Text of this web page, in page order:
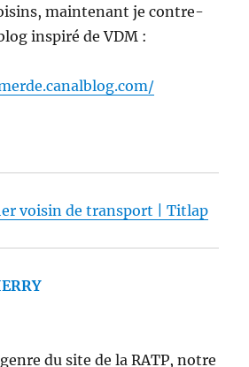
maintenant je contre-
inspiré de VDM :
voisin de transport | Titlap
dit :
du site de la RATP, notre